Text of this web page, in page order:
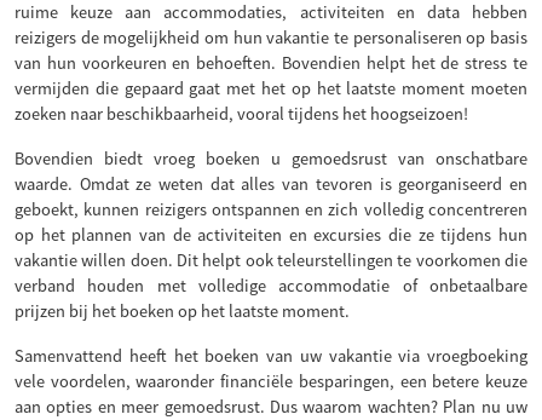
ruime keuze aan accommodaties, activiteiten en data hebben
reizigers de mogelijkheid om hun vakantie te personaliseren op basis
van hun voorkeuren en behoeften. Bovendien helpt het de stress te
vermijden die gepaard gaat met het op het laatste moment moeten
zoeken naar beschikbaarheid, vooral tijdens het hoogseizoen!
Bovendien biedt vroeg boeken u gemoedsrust van onschatbare
waarde. Omdat ze weten dat alles van tevoren is georganiseerd en
geboekt, kunnen reizigers ontspannen en zich volledig concentreren
op het plannen van de activiteiten en excursies die ze tijdens hun
vakantie willen doen. Dit helpt ook teleurstellingen te voorkomen die
verband houden met volledige accommodatie of onbetaalbare
prijzen bij het boeken op het laatste moment.
Samenvattend heeft het boeken van uw vakantie via vroegboeking
vele voordelen, waaronder financiële besparingen, een betere keuze
aan opties en meer gemoedsrust. Dus waarom wachten? Plan nu uw